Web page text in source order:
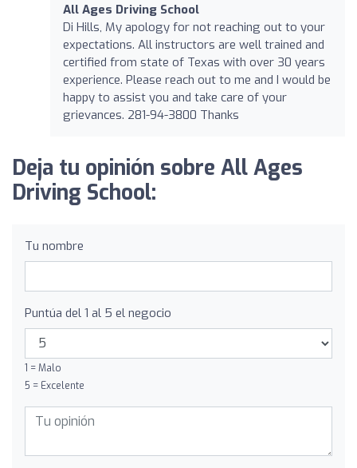
All Ages Driving School
Di Hills, My apology for not reaching out to your
expectations. All instructors are well trained and
certified from state of Texas with over 30 years
experience. Please reach out to me and I would be
happy to assist you and take care of your
grievances. 281-94-3800 Thanks
Deja tu opinión sobre All Ages
Driving School:
Tu nombre
Puntúa del 1 al 5 el negocio
1 = Malo
5 = Excelente